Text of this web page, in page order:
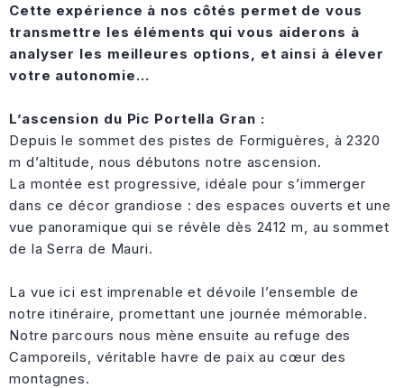
Cette expérience à nos côtés permet de vous
transmettre les éléments qui vous aiderons à
analyser les meilleures options, et ainsi à élever
votre autonomie…
L’ascension du Pic Portella Gran :
Depuis le sommet des pistes de Formiguères, à 2320
m d’altitude, nous débutons notre ascension.
La montée est progressive, idéale pour s’immerger
dans ce décor grandiose : des espaces ouverts et une
vue panoramique qui se révèle dès 2412 m, au sommet
de la Serra de Mauri.
La vue ici est imprenable et dévoile l’ensemble de
notre itinéraire, promettant une journée mémorable.
Notre parcours nous mène ensuite au refuge des
Camporeils, véritable havre de paix au cœur des
montagnes.